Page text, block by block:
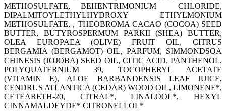
METHOSULFATE, BEHENTRIMONIUM CHLORIDE,
DIPALMITOYLETHYLHYDROXY ETHYLMONIUM
METHOSULFATE, , THEOBROMA CACAO (COCOA) SEED
BUTTER, BUTYROSPERMUM PARKII (SHEA) BUTTER,
OLEA EUROPAEA (OLIVE) FRUIT OIL, CITRUS
BERGAMIA (BERGAMOT) OIL, PARFUM, SIMMONDSOA
CHINESIS (JOJOBA) SEED OIL, CITIC ACID, PANTHENOL,
POLYQUATERNIUM 39, TOCOPHERYL ACETATE
(VITAMIN E), ALOE BARBANDENSIS LEAF JUICE,
CENDRUS ATLANTICA (CEDAR) WOOD OIL, LIMONENE*,
CETEARETH-20, CITRAL*, LINALOOL*, HEXYL
CINNAMALDEYDE* CITRONELLOL*